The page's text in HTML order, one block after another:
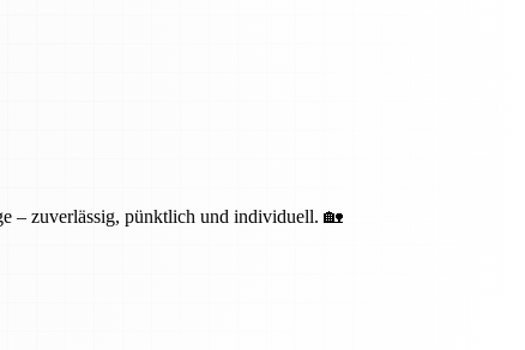
– zuverlässig, pünktlich und individuell. 🏡